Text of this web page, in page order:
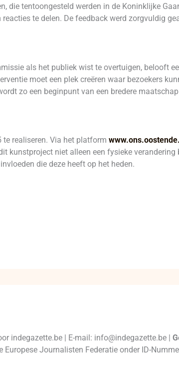
die tentoongesteld werden in de Koninklijke
te delen. De feedback werd zorgvuldig
als het publiek wist te overtuigen, belooft
moet een plek creëren waar bezoekers
zo een beginpunt van een bredere
realiseren. Via het platform
kunstproject niet alleen een fysieke
die deze heeft op het heden.
indegazette.be | E-mail: info@indegazette.be |
Journalisten Federatie onder ID-